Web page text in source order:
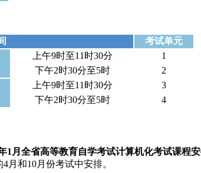
考试单元
上午9时至11时30分
1
下午2时30分至5时
2
上午9时至11时30分
3
下午2时30分至5时
4
1月全省高等教育自学考试计算机化考试课程
和10月份考试中安排。